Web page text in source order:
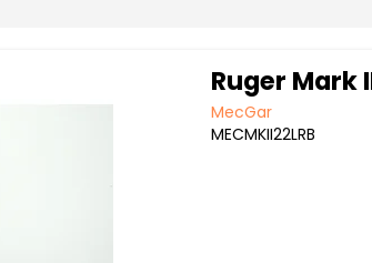
Ruger Mark
MecGar
MECMKII22LRB